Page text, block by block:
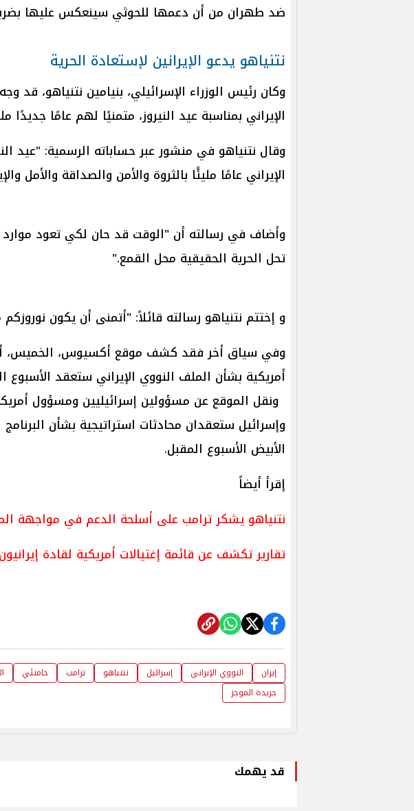
ضد طهران من أن دعمها للحوثي سينعكس عليها
نتنياهو يدعو الإيرانين لإستعادة الحرية
وكان رئيس الوزراء الإسرائيلي، بنيامين نتنياهو، قد
الإيراني بمناسبة عيد النيروز، متمنيًا لهم عامًا جديدًا
وقال نتنياهو في منشور عبر حساباته الرسمية: "عيد
الإيراني عامًا مليئًا بالثروة والأمن والصداقة والأمل
وأضاف في رسالته أن "الوقت قد حان لكي تعود
تحل الحرية الحقيقية محل القمع."
و إختتم نتنياهو رسالته قائلاً: "أتمنى أن يكون
وفي سياق أخر فقد كشف موقع أكسيوس، الخميس، أن
أمريكية بشأن الملف النووي الإيراني ستعقد الأسبوع
ونقل الموقع عن مسؤولين إسرائيليين ومسؤول
وإسرائيل ستعقدان محادثات استراتيجية بشأن البرنامج
الأبيض الأسبوع المقبل.
إقرأ أيضاً
نتنياهو يشكر ترامب على أسلحة الدعم في مواجهة
تقارير تكشف عن قائمة إغتيالات أمريكية لقادة
​إيران​ النووي الإيراني إسرائيل نتنياهو ترامب خامنئي
جريدة الموجز
قد يهمك